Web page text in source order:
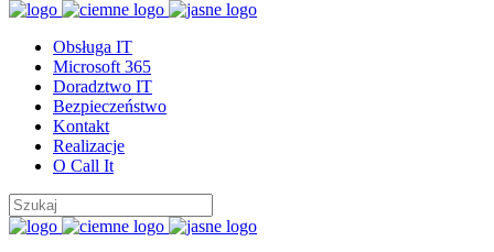
Obsługa IT
Microsoft 365
Doradztwo IT
Bezpieczeństwo
Kontakt
Realizacje
O Call It